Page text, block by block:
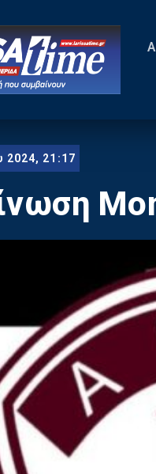
2024, 21:17